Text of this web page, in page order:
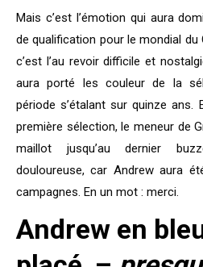
Mais c’est l’émotion qui aura
de qualification pour le mondial du
c’est l’au revoir difficile et
aura porté les couleur de la
période s’étalant sur quinze ans.
première sélection, le meneur de
maillot jusqu’au dernier
douloureuse, car Andrew aura
campagnes. En un mot : merci.
Andrew en